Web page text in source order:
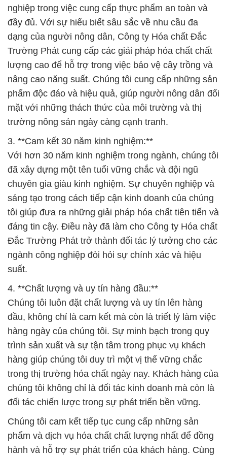
nghiệp trong việc cung cấp thực phẩm an toàn và
đầy đủ. Với sự hiểu biết sâu sắc về nhu cầu đa
dạng của người nông dân, Công ty Hóa chất Đắc
Trường Phát cung cấp các giải pháp hóa chất chất
lượng cao để hỗ trợ trong việc bảo vệ cây trồng và
nâng cao năng suất. Chúng tôi cung cấp những sản
phẩm độc đáo và hiệu quả, giúp người nông dân đối
mặt với những thách thức của môi trường và thị
trường nông sản ngày càng cạnh tranh.
3. **Cam kết 30 năm kinh nghiệm:**
Với hơn 30 năm kinh nghiệm trong ngành, chúng tôi
đã xây dựng một tên tuổi vững chắc và đội ngũ
chuyên gia giàu kinh nghiệm. Sự chuyên nghiệp và
sáng tạo trong cách tiếp cận kinh doanh của chúng
tôi giúp đưa ra những giải pháp hóa chất tiên tiến và
đáng tin cậy. Điều này đã làm cho Công ty Hóa chất
Đắc Trường Phát trở thành đối tác lý tưởng cho các
ngành công nghiệp đòi hỏi sự chính xác và hiệu
suất.
4. **Chất lượng và uy tín hàng đầu:**
Chúng tôi luôn đặt chất lượng và uy tín lên hàng
đầu, không chỉ là cam kết mà còn là triết lý làm việc
hàng ngày của chúng tôi. Sự minh bạch trong quy
trình sản xuất và sự tận tâm trong phục vụ khách
hàng giúp chúng tôi duy trì một vị thế vững chắc
trong thị trường hóa chất ngày nay. Khách hàng của
chúng tôi không chỉ là đối tác kinh doanh mà còn là
đối tác chiến lược trong sự phát triển bền vững.
Chúng tôi cam kết tiếp tục cung cấp những sản
phẩm và dịch vụ hóa chất chất lượng nhất để đồng
hành và hỗ trợ sự phát triển của khách hàng. Cùng